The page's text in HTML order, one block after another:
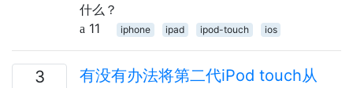
什么？
11
iphone ipad ipod-touch ios
3
有没有办法将第二代iPod touch从